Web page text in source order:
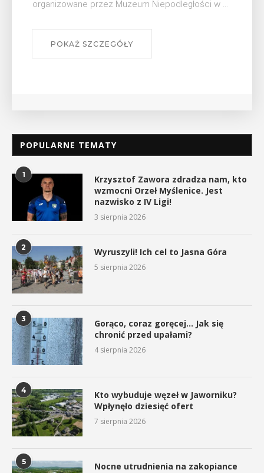
wykład Mateusza Murzyna, przewodnika i prezesa
POPULARNE TEMATY
1
Krzysztof Zawora zdradza nam, kto
wzmocni Orzeł Myślenice. Jest
nazwisko z IV Ligi!
3 sierpnia 2026
2 Wyruszyli! Ich cel to Jasna Góra
5 sierpnia 2026
3
Gorąco, coraz goręcej… Jak się
chronić przed upałami?
4 sierpnia 2026
4
Kto wybuduje węzeł w Jaworniku?
Wpłynęło dziesięć ofert
7 sierpnia 2026
5 Nocne utrudnienia na zakopiance